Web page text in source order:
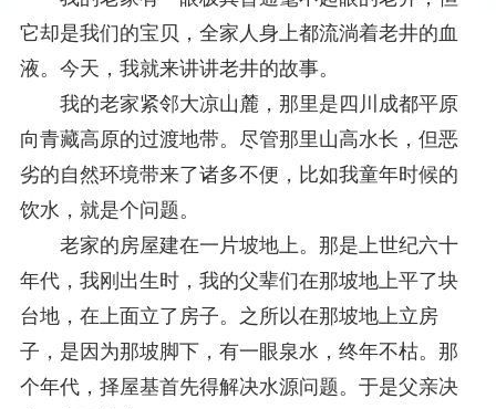
会议预告 | 中国法学会法学期刊研究会2025年年会将在重庆召开 2025-03-12
研究阐释党的二十届四中全会和中央全面依法治国工作会议精神专项课题立项公示公告
关于研究阐释党的二十届四中全会和中央全面依法治国工作会议精神专项课题申报工作的通知 2025-12-07
第七届“中国—东盟法治论坛”11月20日至22日在渝举办2025-11-18
中共重庆市委 重庆市人民政府 关于深入开展向“时代楷模”重庆检察未成年人保护工作团队代表学习活动的决定 2025-10-09
关于学习运用普法专栏节目《说法》的通知 2025-09-08
征稿启事 2025-08-28
中国法学会2025年度部级法学研究课题立项公告 2025-07-20
中国法学会2025年度部级法学研究课题立项公示公告 2025-07-08
关于开展“2025年青年普法志愿者法治文化基层行”活动的通知 2025-04-22
它却是我们的宝贝，全家人身上都流淌着老井的血
液。今天，我就来讲讲老井的故事。
我的老家紧邻大凉山麓，那里是四川成都平原
向青藏高原的过渡地带。尽管那里山高水长，但恶
劣的自然环境带来了诸多不便，比如我童年时候的
饮水，就是个问题。
老家的房屋建在一片坡地上。那是上世纪六十
年代，我刚出生时，我的父辈们在那坡地上平了块
台地，在上面立了房子。之所以在那坡地上立房
子，是因为那坡脚下，有一眼泉水，终年不枯。那
个年代，择屋基首先得解决水源问题。于是父亲决